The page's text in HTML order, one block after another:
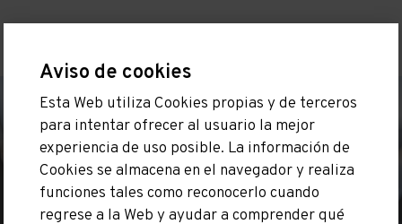
Aviso de cookies
Esta Web utiliza Cookies propias y de terceros
para intentar ofrecer al usuario la mejor
experiencia de uso posible. La información de
Cookies se almacena en el navegador y realiza
funciones tales como reconocerlo cuando
regrese a la Web y ayudar a comprender qué